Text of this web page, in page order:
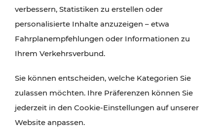
verbessern, Statistiken zu erstellen oder
personalisierte Inhalte anzuzeigen – etwa
Fahrplanempfehlungen oder Informationen zu
Ihrem Verkehrsverbund.
Sie können entscheiden, welche Kategorien Sie
zulassen möchten. Ihre Präferenzen können Sie
jederzeit in den Cookie-Einstellungen auf unserer
Website anpassen.